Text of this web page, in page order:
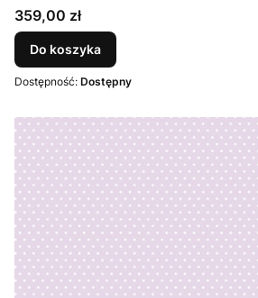
Cena
359,00 zł
Do koszyka
Dostępność: Dostępny